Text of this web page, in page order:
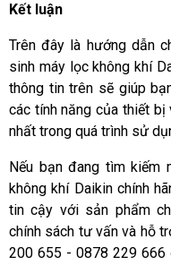
Kết luận
Trên đây là hướng dẫn
sinh máy lọc không khí
thông tin trên sẽ giúp
các tính năng của thiết
nhất trong quá trình sử
Nếu bạn đang tìm
không khí Daikin chính
tin cậy với sản phẩm
chính sách tư vấn và hỗ
200 655 - 0878 229